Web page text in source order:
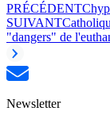
PRÉCÉDENT
SUIVANT
"dangers" de
Newsletter